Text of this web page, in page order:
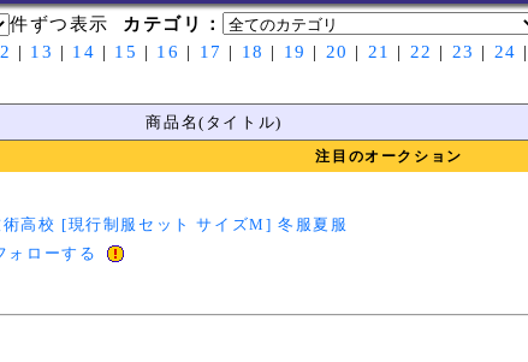
件ずつ表示
カテゴリ：
| 13 | 14 | 15 | 16 | 17 | 18 | 19 | 20 | 21 | 22 | 23 | 24 |
商品名(タイトル)
注目のオークション
高校 [現行制服セット サイズM] 冬服夏服
ォローする